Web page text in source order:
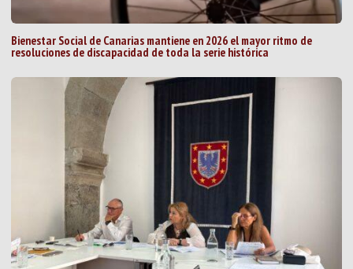
Bienestar Social de Canarias mantiene en 2026 el mayor ritmo de
resoluciones de discapacidad de toda la serie histórica